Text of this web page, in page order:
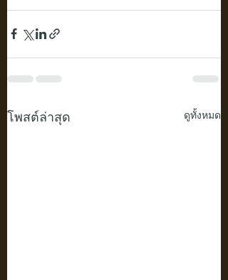
โพสต์ล่าสุด ดูทั้งหมด